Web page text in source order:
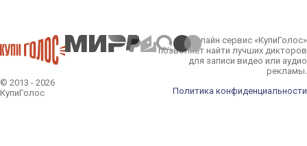
© 2013 - 2026
КупиГолос
Онлайн сервис «КупиГолос»
позволяет найти лучших дикторов
для записи видео или аудио
рекламы.
Политика конфиденциальности